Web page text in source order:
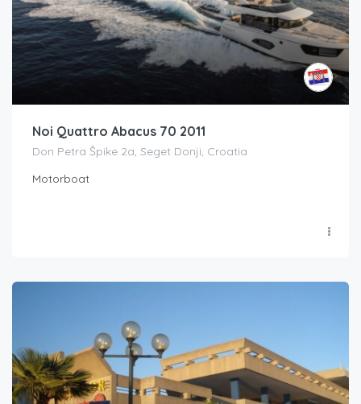
Noi Quattro Abacus 70 2011
Don Petra Špike 2a, Seget Donji, Croatia
Motorboat